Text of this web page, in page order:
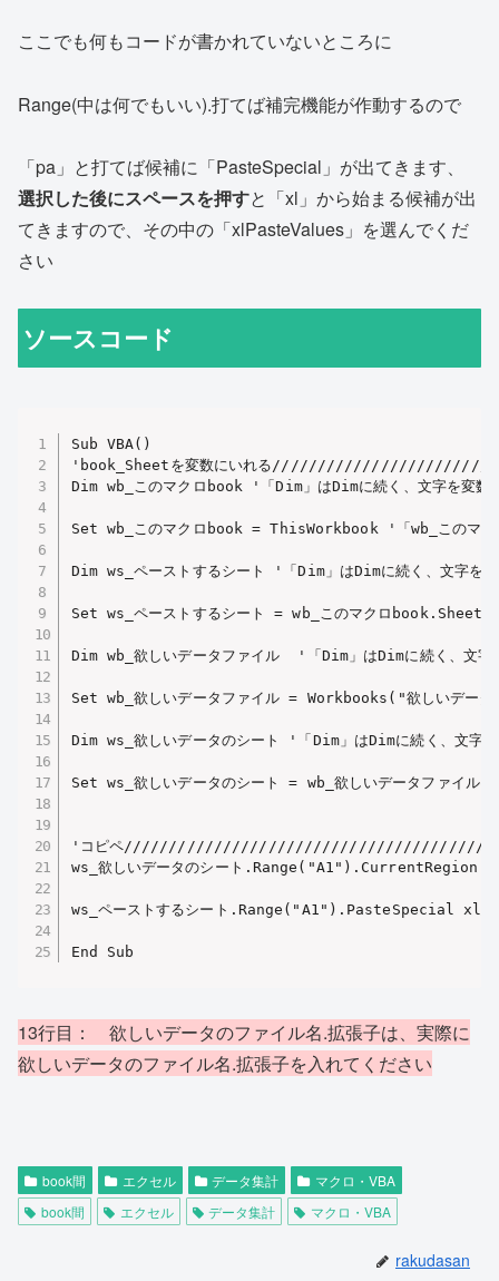
ここでも何もコードが書かれていないところに
Range(中は何でもいい).打てば補完機能が作動するので
「pa」と打てば候補に「PasteSpecial」が出てきます、
選択した後にスペースを押すと「xl」から始まる候補が出
てきますので、その中の「xlPasteValues」を選んでくだ
さい
ソースコード
Sub VBA()
'book_Sheetを変数にいれる
Dim wb_このマクロbook '「Dim」はDimに続く、文字を変数
Set wb_このマクロbook = ThisWorkbook '「wb_このマク
Dim ws_ペーストするシート '「Dim」はDimに続く、文字を変
Set ws_ペーストするシート = wb_このマクロbook.Sheets("
Dim wb_欲しいデータファイル  '「Dim」はDimに続く、文字
Set wb_欲しいデータファイル = Workbooks("欲しいデータ
Dim ws_欲しいデータのシート '「Dim」はDimに続く、文字を
Set ws_欲しいデータのシート = wb_欲しいデータファイル
'コピペ
ws_欲しいデータのシート
ws_ペーストするシート.Range("A1").PasteSpecial
End Sub
13行目： 欲しいデータのファイル名.拡張子は、実際に
欲しいデータのファイル名.拡張子を入れてください
book間 エクセル データ集計
マクロ・VBA
book間
エクセル データ集計 マクロ・VBA
rakudasan